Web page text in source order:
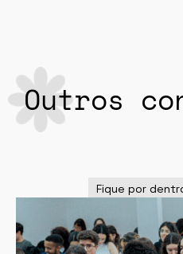
Outros
Fique por